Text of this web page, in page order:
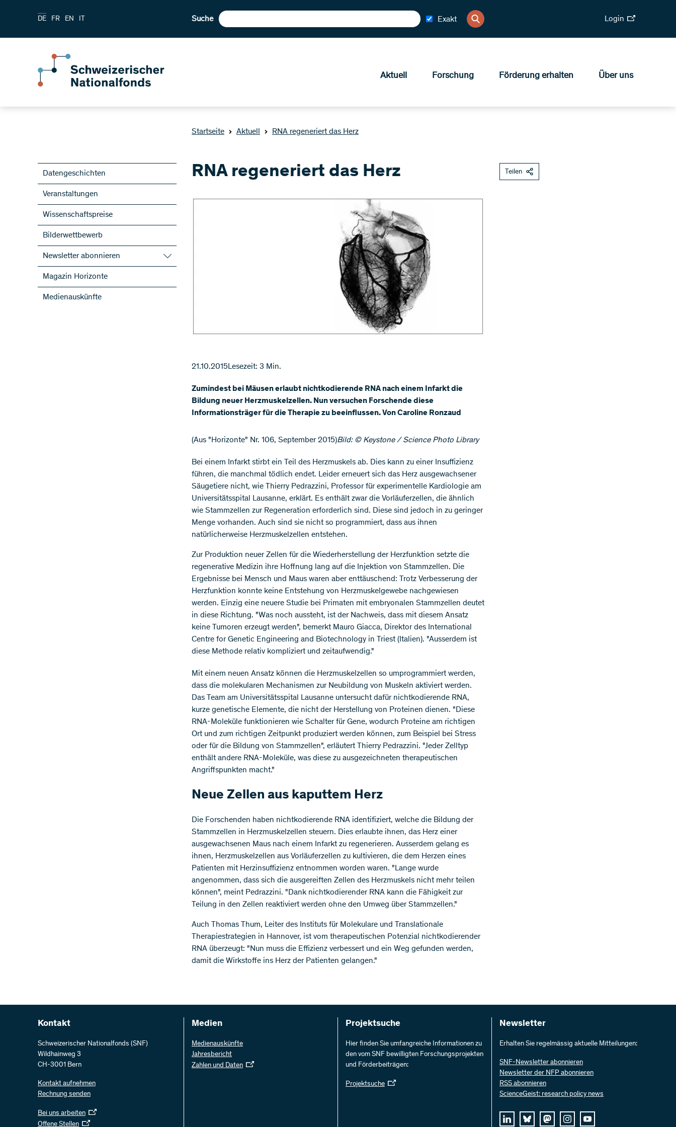
DE FR EN IT Suche Exakt Login
Aktuell Forschung Förderung erhalten Über uns
Startseite Aktuell RNA regeneriert das Herz
Datengeschichten
Veranstaltungen
Wissenschaftspreise
Bilderwettbewerb
Newsletter abonnieren
SNF-Newsletter abonnieren
Newsletter der NFP abonnieren
ScienceGeist
Magazin Horizonte
Medienauskünfte
RNA regeneriert das Herz
21.10.2015Lesezeit: 3 Min.
Zumindest bei Mäusen erlaubt nichtkodierende RNA nach einem Infarkt die
Bildung neuer Herzmuskelzellen. Nun versuchen Forschende diese
Informationsträger für die Therapie zu beeinflussen. Von Caroline Ronzaud
​(Aus "Horizonte" Nr. 106, September 2015)Bild: © Keystone / Science Photo Library
Bei einem Infarkt stirbt ein Teil des Herzmuskels ab. Dies kann zu einer Insuffizienz
führen, die manchmal tödlich endet. Leider erneuert sich das Herz ausgewachsener
Säugetiere nicht, wie Thierry Pedrazzini, Professor für experimentelle Kardiologie am
Universitätsspital Lausanne, erklärt. Es enthält zwar die Vorläuferzellen, die ähnlich
wie Stammzellen zur Regeneration erforderlich sind. Diese sind jedoch in zu geringer
Menge vorhanden. Auch sind sie nicht so programmiert, dass aus ihnen
natürlicherweise Herzmuskelzellen entstehen.
Zur Produktion neuer Zellen für die Wiederherstellung der Herzfunktion setzte die
regenerative Medizin ihre Hoffnung lang auf die Injektion von Stammzellen. Die
Ergebnisse bei Mensch und Maus waren aber enttäuschend: Trotz Verbesserung der
Herzfunktion konnte keine Entstehung von Herzmuskelgewebe nachgewiesen
werden. Einzig eine neuere Studie bei Primaten mit embryonalen Stammzellen deutet
in diese Richtung. "Was noch aussteht, ist der Nachweis, dass mit diesem Ansatz
keine Tumoren erzeugt werden", bemerkt Mauro Giacca, Direktor des International
Centre for Genetic Engineering and Biotechnology in Triest (Italien). "Ausserdem ist
diese Methode relativ kompliziert und zeitaufwendig."
Mit einem neuen Ansatz können die Herzmuskelzellen so umprogrammiert werden,
dass die molekularen Mechanismen zur Neubildung von Muskeln aktiviert werden.
Das Team am Universitätsspital Lausanne untersucht dafür nichtkodierende RNA,
kurze genetische Elemente, die nicht der Herstellung von Proteinen dienen. "Diese
RNA-Moleküle funktionieren wie Schalter für Gene, wodurch Proteine am richtigen
Ort und zum richtigen Zeitpunkt produziert werden können, zum Beispiel bei Stress
oder für die Bildung von Stammzellen", erläutert Thierry Pedrazzini. "Jeder Zelltyp
enthält andere RNA-Moleküle, was diese zu ausgezeichneten therapeutischen
Angriffspunkten macht."
Neue Zellen aus kaputtem Herz
Die Forschenden haben nichtkodierende RNA identifiziert, welche die Bildung der
Stammzellen in Herzmuskelzellen steuern. Dies erlaubte ihnen, das Herz einer
ausgewachsenen Maus nach einem Infarkt zu regenerieren. Ausserdem gelang es
ihnen, Herzmuskelzellen aus Vorläuferzellen zu kultivieren, die dem Herzen eines
Patienten mit Herzinsuffizienz entnommen worden waren. "Lange wurde
angenommen, dass sich die ausgereiften Zellen des Herzmuskels nicht mehr teilen
können", meint Pedrazzini. "Dank nichtkodierender RNA kann die Fähigkeit zur
Teilung in den Zellen reaktiviert werden ohne den Umweg über Stammzellen."
Auch Thomas Thum, Leiter des Instituts für Molekulare und Translationale
Therapiestrategien in Hannover, ist vom therapeutischen Potenzial nichtkodierender
RNA überzeugt: "Nun muss die Effizienz verbessert und ein Weg gefunden werden,
damit die Wirkstoffe ins Herz der Patienten gelangen."
Teilen
Kontakt
Schweizerischer Nationalfonds (SNF)
Wildhainweg 3
CH-3001 Bern
Kontakt aufnehmen
Rechnung senden
Bei uns arbeiten
Offene Stellen
Medien
Medienauskünfte
Jahresbericht
Zahlen und Daten
Projektsuche
Hier finden Sie umfangreiche Informationen zu
den vom SNF bewilligten Forschungsprojekten
und Förderbeiträgen:
Projektsuche
Newsletter
Erhalten Sie regelmässig aktuelle Mitteilungen:
SNF-Newsletter abonnieren
Newsletter der NFP abonnieren
RSS abonnieren
ScienceGeist: research policy news